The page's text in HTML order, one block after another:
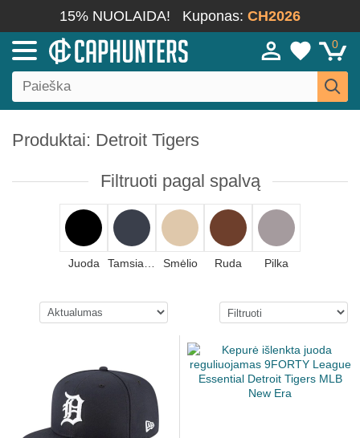
15% NUOLAIDA! Kuponas: CH2026
0
Produktai: Detroit Tigers
Filtruoti pagal spalvą
Juoda Smėlio Ruda Pilka